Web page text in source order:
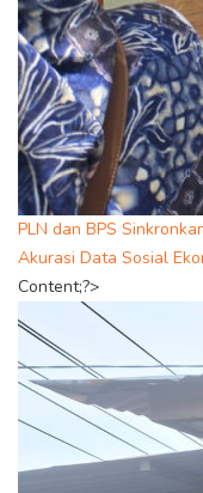
PLN dan BPS
Akurasi Data Sosial
Content;?>